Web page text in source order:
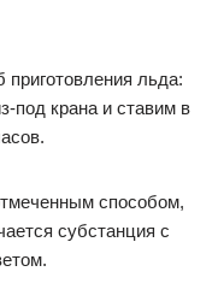
льда:
под крана и ставим в
способом,
субстанция с